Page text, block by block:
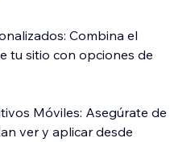
Combina el
tu sitio con opciones de
Móviles: Asegúrate de
ver y aplicar desde